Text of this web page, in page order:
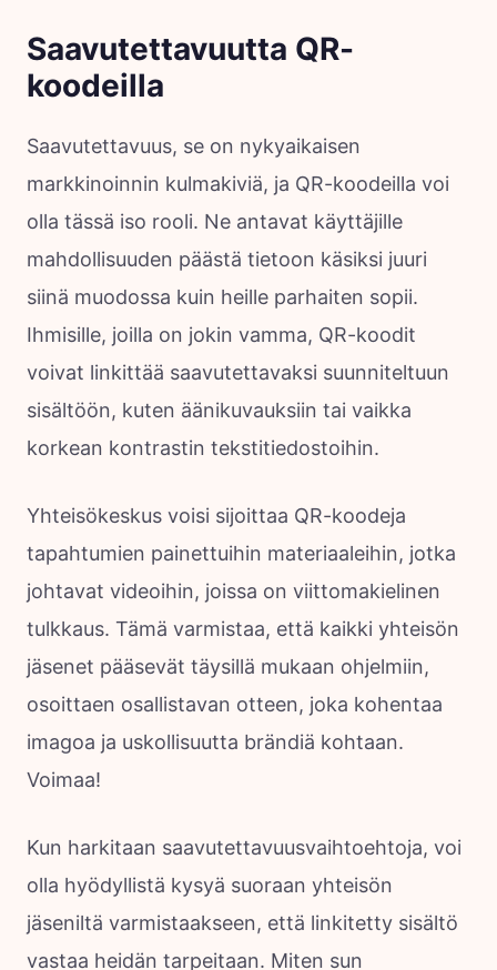
Saavutettavuutta QR-
koodeilla
Saavutettavuus, se on nykyaikaisen
markkinoinnin kulmakiviä, ja QR-koodeilla voi
olla tässä iso rooli. Ne antavat käyttäjille
mahdollisuuden päästä tietoon käsiksi juuri
siinä muodossa kuin heille parhaiten sopii.
Ihmisille, joilla on jokin vamma, QR-koodit
voivat linkittää saavutettavaksi suunniteltuun
sisältöön, kuten äänikuvauksiin tai vaikka
korkean kontrastin tekstitiedostoihin.
Yhteisökeskus voisi sijoittaa QR-koodeja
tapahtumien painettuihin materiaaleihin, jotka
johtavat videoihin, joissa on viittomakielinen
tulkkaus. Tämä varmistaa, että kaikki yhteisön
jäsenet pääsevät täysillä mukaan ohjelmiin,
osoittaen osallistavan otteen, joka kohentaa
imagoa ja uskollisuutta brändiä kohtaan.
Voimaa!
Kun harkitaan saavutettavuusvaihtoehtoja, voi
olla hyödyllistä kysyä suoraan yhteisön
jäseniltä varmistaakseen, että linkitetty sisältö
vastaa heidän tarpeitaan. Miten sun